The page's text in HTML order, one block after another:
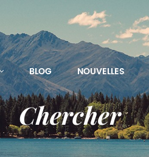
BLOG NOUVELLES
Chercher